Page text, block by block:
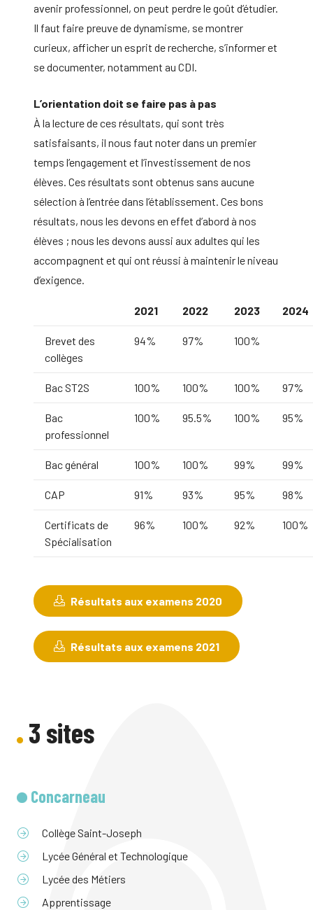
avenir professionnel, on peut perdre le goût d’étudier.
Il faut faire preuve de dynamisme, se montrer
curieux, afficher un esprit de recherche, s’informer et
se documenter, notamment au CDI.
L’orientation doit se faire pas à pas
À la lecture de ces résultats, qui sont très
satisfaisants, il nous faut noter dans un premier
temps l’engagement et l’investissement de nos
élèves. Ces résultats sont obtenus sans aucune
sélection à l’entrée dans l’établissement. Ces bons
résultats, nous les devons en effet d’abord à nos
élèves ; nous les devons aussi aux adultes qui les
accompagnent et qui ont réussi à maintenir le niveau
d’exigence.
2021 2022 2023 2024
Brevet des
collèges
94% 97% 100%
Bac ST2S 100% 100% 100% 97%
Bac
professionnel
100% 95.5% 100% 95%
Bac général 100% 100% 99% 99%
CAP 91% 93% 95% 98%
Certificats de
Spécialisation
96% 100% 92% 100%
Résultats aux examens 2020
Résultats aux examens 2021
3 sites
Concarneau
Collège Saint-Joseph
Lycée Général et Technologique
Lycée des Métiers
Apprentissage